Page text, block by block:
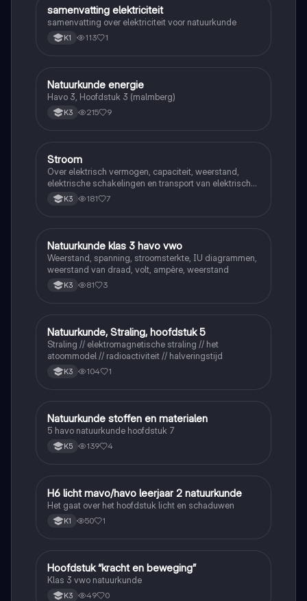
Natuurkunde
samenvatting elektriciteit
samenvatting over elektriciteit voor natuurkunde
K1 113 1
Natuurkunde
Natuurkunde energie
Havo 3, Hoofdstuk 3 (malmberg)
K3 215 9
Natuurkunde
Stroom
Over elektrisch vermogen, capaciteit, weerstand,
elektrische schakelingen en transport van elektrische
energie
K3 181 7
Natuurkunde
Natuurkunde klas 3 havo vwo
Weerstand, spanning, stroomsterkte, IU diagrammen,
weerstand van draad, volt, ampère, weerstand
K3 81 3
Natuurkunde
Natuurkunde, Straling, hoofdstuk 5
Straling // elektromagnetische straling // het
atoommodel // radioactiviteit // halveringstijd
K3 104 1
Natuurkunde
Natuurkunde stoffen en materialen
5 havo natuurkunde hoofdstuk 7
K5 139 4
Natuurkunde
H6 licht mavo/havo leerjaar 2 natuurkunde
Het gaat over het hoofdstuk licht en schaduwen
K1 50 1
Natuurkunde
Hoofdstuk “kracht en beweging”
Klas 3 vwo natuurkunde
K3 49 0